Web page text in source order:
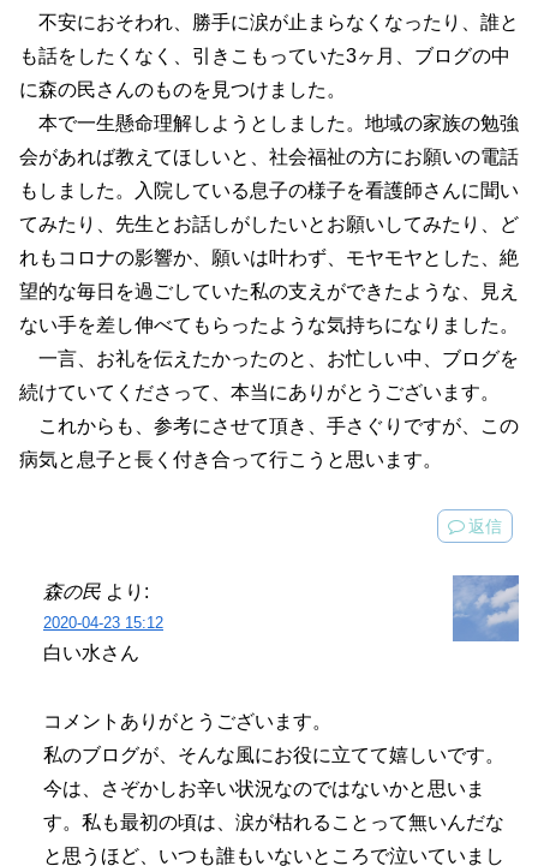
不安におそわれ、勝手に涙が止まらなくなったり、誰と
も話をしたくなく、引きこもっていた3ヶ月、ブログの中
に森の民さんのものを見つけました。
本で一生懸命理解しようとしました。地域の家族の勉強
会があれば教えてほしいと、社会福祉の方にお願いの電話
もしました。入院している息子の様子を看護師さんに聞い
てみたり、先生とお話しがしたいとお願いしてみたり、ど
れもコロナの影響か、願いは叶わず、モヤモヤとした、絶
望的な毎日を過ごしていた私の支えができたような、見え
ない手を差し伸べてもらったような気持ちになりました。
一言、お礼を伝えたかったのと、お忙しい中、ブログを
続けていてくださって、本当にありがとうございます。
これからも、参考にさせて頂き、手さぐりですが、この
病気と息子と長く付き合って行こうと思います。
返信
森の民 より:
2020-04-23 15:12
白い水さん
コメントありがとうございます。
私のブログが、そんな風にお役に立てて嬉しいです。
今は、さぞかしお辛い状況なのではないかと思いま
す。私も最初の頃は、涙が枯れることって無いんだな
と思うほど、いつも誰もいないところで泣いていまし